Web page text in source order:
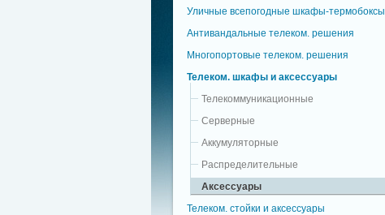
Уличные всепогодные шкафы-термобоксы
Антивандальные телеком. решения
Многопортовые телеком. решения
Телеком. шкафы и аксессуары
Телекоммуникационные
Серверные
Аккумуляторные
Распределительные
Аксессуары
Телеком. стойки и аксессуары